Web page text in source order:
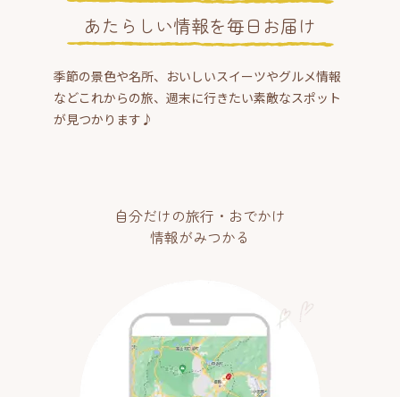
あたらしい情報を毎日お届け
季節の景色や名所、おいしいスイーツやグルメ情報
などこれからの旅、週末に行きたい素敵なスポット
が見つかります♪
自分だけの旅行・おでかけ
情報がみつかる